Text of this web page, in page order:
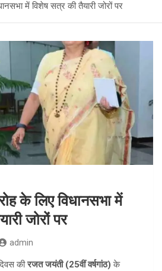
में विशेष सत्र की तैयारी जोरों पर
के लिए विधानसभा में
जोरों पर
admin
कीरजत जयंती (25वीं वर्षगांठ) के